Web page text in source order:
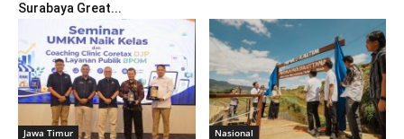
Surabaya Great...
Jawa Timur Nasional